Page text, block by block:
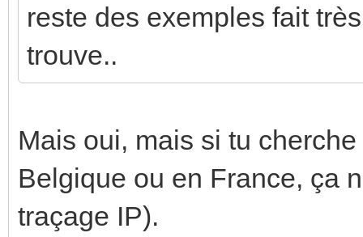
reste des exemples fait
trouve..
Mais oui, mais si tu
Belgique ou en France, ça
traçage IP).